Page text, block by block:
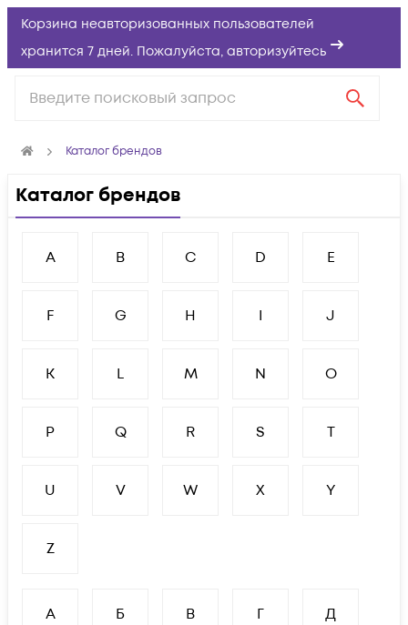
Корзина неавторизованных пользователей
хранится 7 дней. Пожалуйста, авторизуйтесь
Каталог брендов
Каталог брендов
A B C D E
F G H I J
K L M N O
P Q R S T
U V W X Y
Z
А Б В Г Д